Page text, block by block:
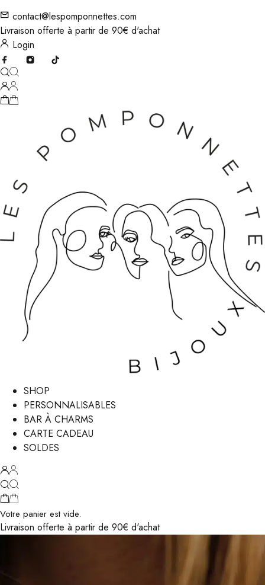
contact@lespomponnettes.com
Livraison offerte à partir de 90€ d'achat
Login
SHOP
PERSONNALISABLES
BAR À CHARMS
CARTE CADEAU
SOLDES
Votre panier est vide.
Livraison offerte à partir de 90€ d'achat